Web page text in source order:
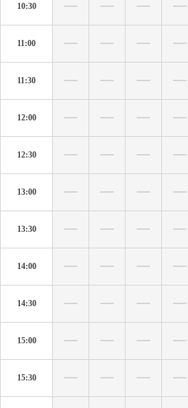
10:30
11:00
11:30
12:00
12:30
13:00
13:30
14:00
14:30
15:00
15:30